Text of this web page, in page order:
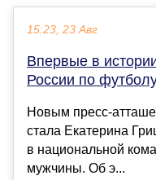
15:23, 23 Авг
Впервые в
России по
Новым
стала Екатерина
в национальной
мужчины. Об э...